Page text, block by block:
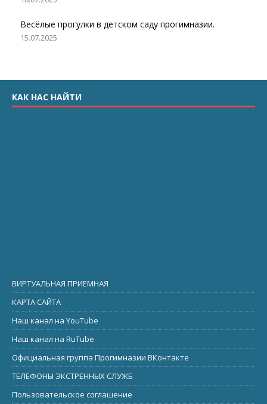
Весёлые прогулки в детском саду прогимназии.
15.07.2025
КАК НАС НАЙТИ
ВИРТУАЛЬНАЯ ПРИЕМНАЯ
КАРТА САЙТА
Наш канал на YouTube
Наш канал на RuTube
Официальная группа Прогимназии ВКонтакте
ТЕЛЕФОНЫ ЭКСТРЕННЫХ СЛУЖБ
Пользовательское соглашение